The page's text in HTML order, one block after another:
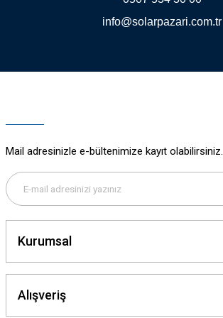
Gönder
info@solarpazari.com.tr
Mail adresinizle e-bültenimize kayıt olabilirsiniz.
Kurumsal
Alışveriş